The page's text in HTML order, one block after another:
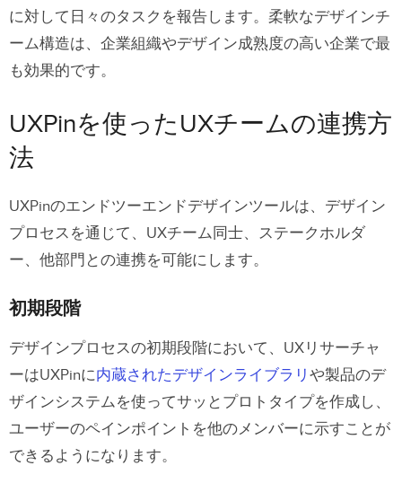
に対して日々のタスクを報告します。柔軟なデザインチ
ーム構造は、企業組織やデザイン成熟度の高い企業で最
も効果的です。
UXPinを使ったUXチームの連携方
法
UXPinのエンドツーエンドデザインツールは、デザイン
プロセスを通じて、UXチーム同士、ステークホルダ
ー、他部門との連携を可能にします。
初期段階
デザインプロセスの初期段階において、UXリサーチャ
ーはUXPinに内蔵されたデザインライブラリ や製品のデ
ザインシステムを使ってサッとプロトタイプを作成し、
ユーザーのペインポイントを他のメンバーに示すことが
できるようになります。